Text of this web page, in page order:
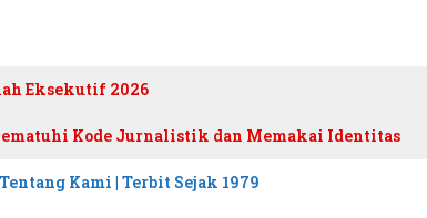
Eksekutif 2026
Kode Jurnalistik dan Memakai Identitas
Tentang Kami | Terbit Sejak 1979